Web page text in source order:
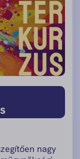
nagy